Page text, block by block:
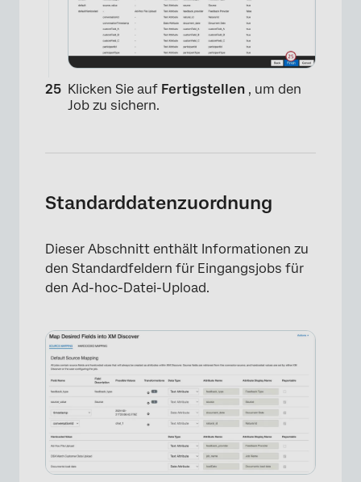
×
×
Klicken Sie auf Fertigstellen , um den
Job zu sichern.
Standarddatenzuordnung
Dieser Abschnitt enthält Informationen zu
den Standardfeldern für Eingangsjobs für
den Ad-hoc-Datei-Upload.